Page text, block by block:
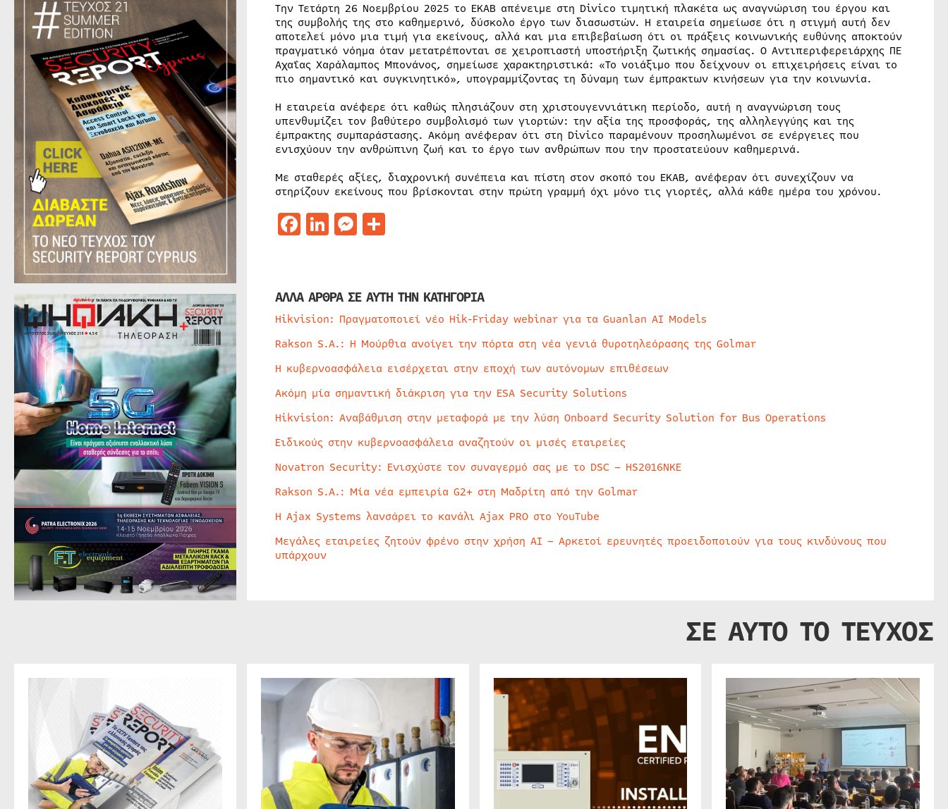
Την Τετάρτη 26 Νοεμβρίου 2025 το ΕΚΑΒ απένειμε στη Divico τιμητική πλακέτα ως αναγνώριση του έργου και
της συμβολής της στο καθημερινό, δύσκολο έργο των διασωστών. Η εταιρεία σημείωσε ότι η στιγμή αυτή δεν
αποτελεί μόνο μια τιμή για εκείνους, αλλά και μια επιβεβαίωση ότι οι πράξεις κοινωνικής ευθύνης αποκτούν
πραγματικό νόημα όταν μετατρέπονται σε χειροπιαστή υποστήριξη ζωτικής σημασίας. Ο Αντιπεριφερειάρχης ΠΕ
Αχαΐας Χαράλαμπος Μπονάνος, σημείωσε χαρακτηριστικά: «Το νοιάξιμο που δείχνουν οι επιχειρήσεις είναι το
πιο σημαντικό και συγκινητικό», υπογραμμίζοντας τη δύναμη των έμπρακτων κινήσεων για την κοινωνία.
Η εταιρεία ανέφερε ότι καθώς πλησιάζουν στη χριστουγεννιάτικη περίοδο, αυτή η αναγνώριση τους
υπενθυμίζει τον βαθύτερο συμβολισμό των γιορτών: την αξία της προσφοράς, της αλληλεγγύης και της
έμπρακτης συμπαράστασης. Ακόμη ανέφεραν ότι στη Divico παραμένουν προσηλωμένοι σε ενέργειες που
ενισχύουν την ανθρώπινη ζωή και το έργο των ανθρώπων που την προστατεύουν καθημερινά.
Με σταθερές αξίες, διαχρονική συνέπεια και πίστη στον σκοπό του ΕΚΑΒ, ανέφεραν ότι συνεχίζουν να
στηρίζουν εκείνους που βρίσκονται στην πρώτη γραμμή όχι μόνο τις γιορτές, αλλά κάθε ημέρα του χρόνου.
Facebook
LinkedIn
Messenger
Μοιραστείτε
ΑΛΛΑ ΑΡΘΡΑ ΣΕ ΑΥΤΗ ΤΗΝ ΚΑΤΗΓΟΡΙΑ
Hikvision: Πραγματοποιεί νέο Hik-Friday webinar για τα Guanlan AI Models
Rakson S.A.: Η Μούρθια ανοίγει την πόρτα στη νέα γενιά θυροτηλεόρασης της Golmar
Η κυβερνοασφάλεια εισέρχεται στην εποχή των αυτόνομων επιθέσεων
Ακόμη μία σημαντική διάκριση για την ESA Security Solutions
Hikvision: Αναβάθμιση στην μεταφορά με την λύση Onboard Security Solution for Bus Operations
Ειδικούς στην κυβερνοασφάλεια αναζητούν οι μισές εταιρείες
Novatron Security: Ενισχύστε τον συναγερμό σας με το DSC – HS2016NKE
Rakson S.A.: Μία νέα εμπειρία G2+ στη Μαδρίτη από την Golmar
Η Ajax Systems λανσάρει το κανάλι Ajax PRO στο YouTube
Μεγάλες εταιρείες ζητούν φρένο στην χρήση AI – Αρκετοί ερευνητές προειδοποιούν για τους κινδύνους που
υπάρχουν
ΣΕ ΑΥΤΟ ΤΟ ΤΕΥΧΟΣ